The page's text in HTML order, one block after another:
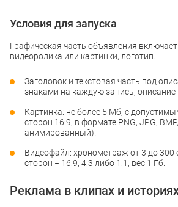
Условия для запуска
Графическая часть объявления
видеоролика или картинки, логотип.
Заголовок и текстовая часть под
знаками на каждую запись, описание
Картинка: не более 5 Мб, с
сторон 16:9, в формате PNG, JPG,
анимированный).
Видеофайл: хронометраж от 3 до 300
сторон − 16:9, 4:3 либо 1:1, вес 1 Гб.
Реклама в клипах и